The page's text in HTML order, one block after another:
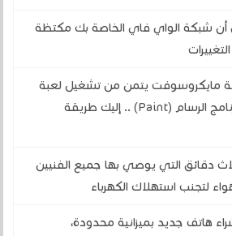
شبكة الواي فاي الخاصة بك مكتظة
يتمن من تشغيل لعبة
Doom الأصلية داخل برنامج الرسام (Paint) .. إليك طريقة
دقائق التي يوصي بها جميع الفنيين
لتجنب استهلاك الكهرباء
هاتف جديد بميزانية محدودة،